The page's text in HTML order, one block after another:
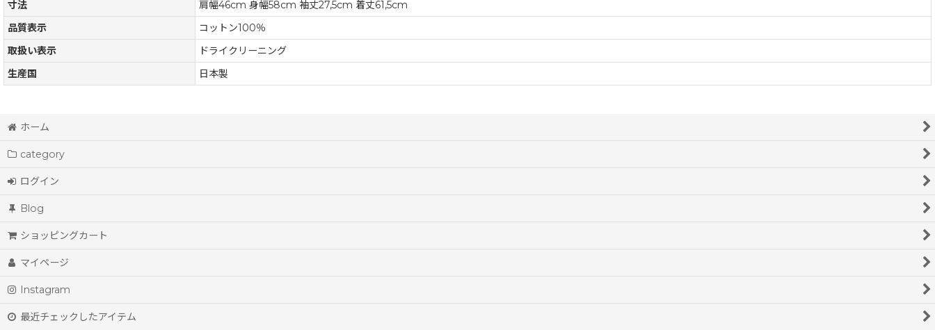
寸法
肩幅46cm 身幅58cm 袖丈27,5cm 着丈61,5cm
品質表示
コットン100％
取扱い表示
ドライクリーニング
生産国
日本製
ホーム
category
ログイン
Blog
ショッピングカート
マイページ
Instagram
最近チェックしたアイテム